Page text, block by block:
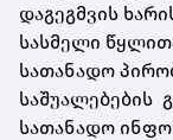
დაგეგმვის
სასმელი
სათანადო
საშუალებების
სათანადო